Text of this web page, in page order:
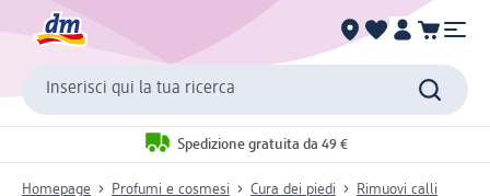
Inserisci qui la tua ricerca
Spedizione gratuita da 49 €
Homepage Profumi e cosmesi Cura dei piedi Rimuovi calli